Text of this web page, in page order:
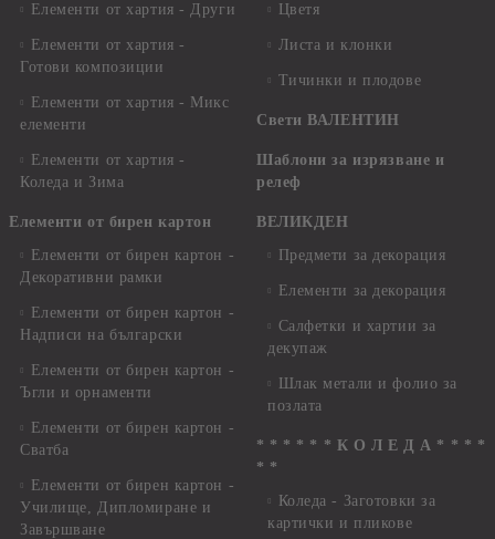
Елементи от хартия - Други
Елементи от хартия -
Готови композиции
Елементи от хартия - Микс
елементи
Елементи от хартия -
Коледа и Зима
Елементи от бирен картон
Елементи от бирен картон -
Декоративни рамки
Елементи от бирен картон -
Надписи на български
Елементи от бирен картон -
Ъгли и орнаменти
Елементи от бирен картон -
Сватба
Елементи от бирен картон -
Училище, Дипломиране и
Завършване
Цветя
Листа и клонки
Тичинки и плодове
Свети ВАЛЕНТИН
Шаблони за изрязване и
релеф
ВЕЛИКДЕН
Предмети за декорация
Елементи за декорация
Салфетки и хартии за
декупаж
Шлак метали и фолио за
позлата
* * * * * * К О Л Е Д А * * * *
* *
Коледа - Заготовки за
картички и пликове